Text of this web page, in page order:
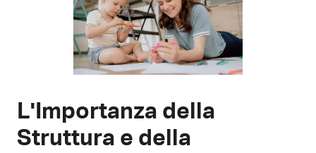
L'Importanza della
Struttura e della